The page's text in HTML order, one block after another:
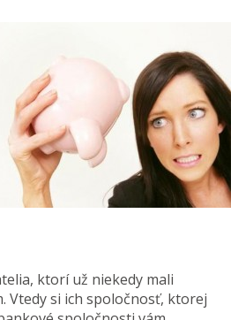
ktorí už niekedy mali
Vtedy si ich spoločnosť, ktorej